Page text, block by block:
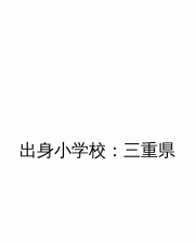
出身小学校：三重県